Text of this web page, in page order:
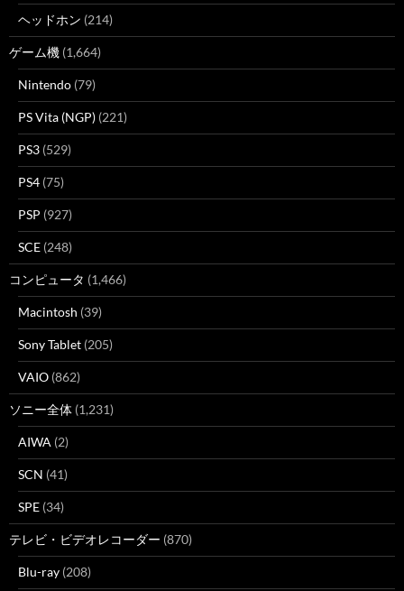
ヘッドホン (214)
ゲーム機 (1,664)
Nintendo (79)
PS Vita (NGP) (221)
PS3 (529)
PS4 (75)
PSP (927)
SCE (248)
コンピュータ (1,466)
Macintosh (39)
Sony Tablet (205)
VAIO (862)
ソニー全体 (1,231)
AIWA (2)
SCN (41)
SPE (34)
テレビ・ビデオレコーダー (870)
Blu-ray (208)